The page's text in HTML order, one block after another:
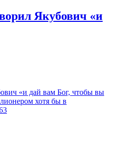
Якубович «и
«и дай вам Бог, чтобы вы
хотя бы в